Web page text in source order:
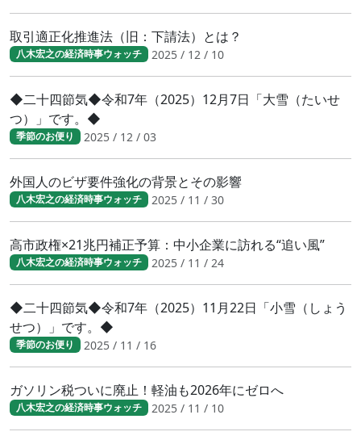
取引適正化推進法（旧：下請法）とは？
八木宏之の経済時事ウォッチ 2025 / 12 / 10
◆二十四節気◆令和7年（2025）12月7日「大雪（たいせ
つ）」です。◆
季節のお便り 2025 / 12 / 03
外国人のビザ要件強化の背景とその影響
八木宏之の経済時事ウォッチ 2025 / 11 / 30
高市政権×21兆円補正予算：中小企業に訪れる“追い風”
八木宏之の経済時事ウォッチ 2025 / 11 / 24
◆二十四節気◆令和7年（2025）11月22日「小雪（しょう
せつ）」です。◆
季節のお便り 2025 / 11 / 16
ガソリン税ついに廃止！軽油も2026年にゼロへ
八木宏之の経済時事ウォッチ 2025 / 11 / 10